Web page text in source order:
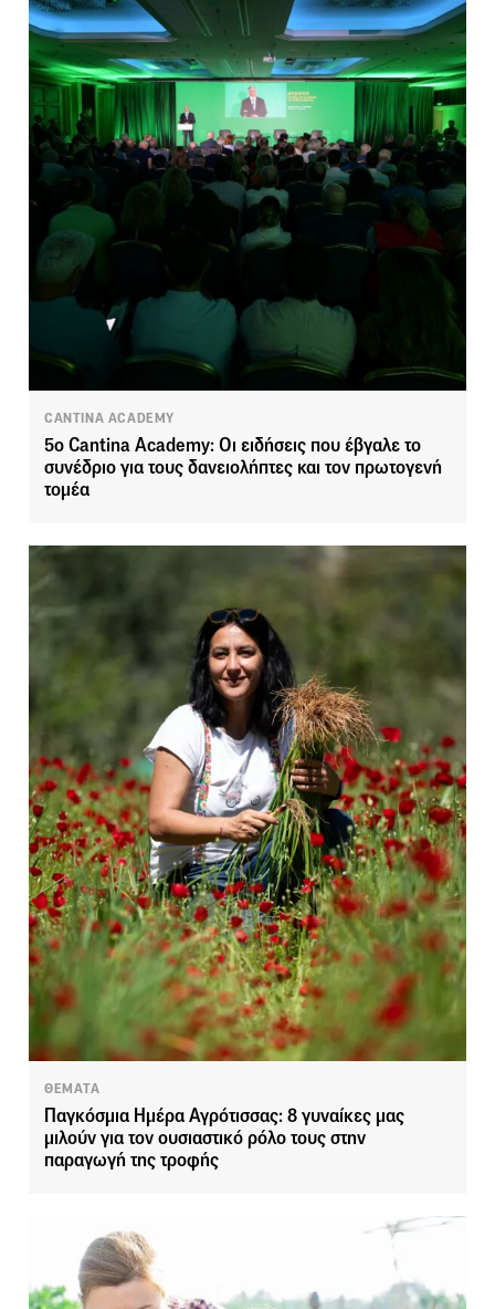
CANTINA ACADEMY
5ο Cantina Academy: Οι ειδήσεις που έβγαλε το
συνέδριο για τους δανειολήπτες και τον πρωτογενή
τομέα
ΘΕΜΑΤΑ
Παγκόσμια Ημέρα Αγρότισσας: 8 γυναίκες μας
μιλούν για τον ουσιαστικό ρόλο τους στην
παραγωγή της τροφής